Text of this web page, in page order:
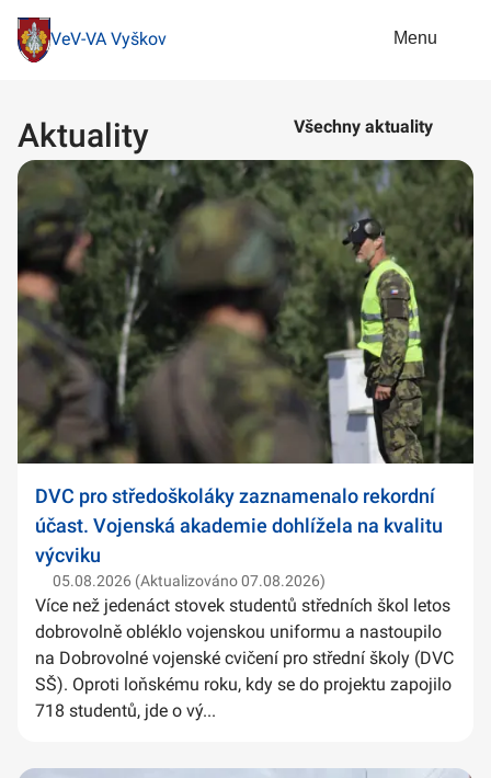
VeV-VA Vyškov Menu
Aktuality Všechny aktuality
DVC pro středoškoláky zaznamenalo rekordní
účast. Vojenská akademie dohlížela na kvalitu
výcviku
05.08.2026 (Aktualizováno 07.08.2026)
Více než jedenáct stovek studentů středních škol letos
dobrovolně obléklo vojenskou uniformu a nastoupilo
na Dobrovolné vojenské cvičení pro střední školy (DVC
SŠ). Oproti loňskému roku, kdy se do projektu zapojilo
718 studentů, jde o vý...